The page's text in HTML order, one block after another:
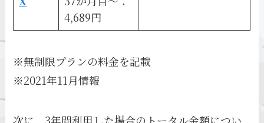
4,689円
※無制限プランの料金を記載
※2021年11月情報
次に、3年間利用した場合のトータル金額につい